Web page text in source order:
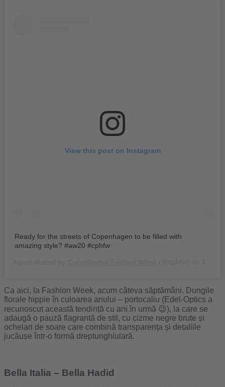
View this post on Instagram
Ready for the streets of Copenhagen to be filled with
amazing style? #aw20 #cphfw
Ca aici, la Fashion Week, acum câteva săptămâni. Dungile
florale hippie în culoarea anului – portocaliu (Edel-Optics a
recunoscut această tendință cu ani în urmă 😉), la care se
adaugă o pauză flagrantă de stil, cu cizme negre brute și
ochelari de soare care combină transparența și detaliile
jucăușe într-o formă dreptunghiulară.
Bella Italia – Bella Hadid